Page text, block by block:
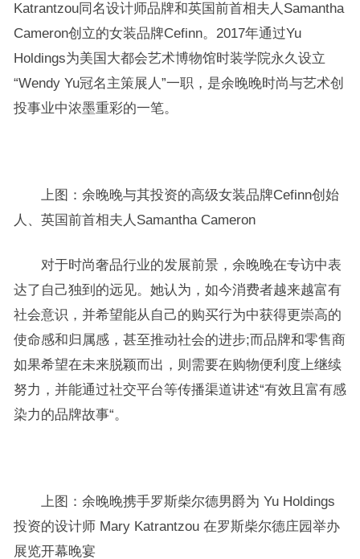
Katrantzou同名设计师品牌和英国前首相夫人Samantha
Cameron创立的女装品牌Cefinn。2017年通过Yu
Holdings为美国大都会艺术博物馆时装学院永久设立
“Wendy Yu冠名主策展人”一职，是余晚晚时尚与艺术创
投事业中浓墨重彩的一笔。
上图：余晚晚与其投资的高级女装品牌Cefinn创始
人、英国前首相夫人Samantha Cameron
对于时尚奢品行业的发展前景，余晚晚在专访中表
达了自己独到的远见。她认为，如今消费者越来越富有
社会意识，并希望能从自己的购买行为中获得更崇高的
使命感和归属感，甚至推动社会的进步;而品牌和零售商
如果希望在未来脱颖而出，则需要在购物便利度上继续
努力，并能通过社交平台等传播渠道讲述“有效且富有感
染力的品牌故事“。
上图：余晚晚携手罗斯柴尔德男爵为 Yu Holdings
投资的设计师 Mary Katrantzou 在罗斯柴尔德庄园举办
展览开幕晚宴